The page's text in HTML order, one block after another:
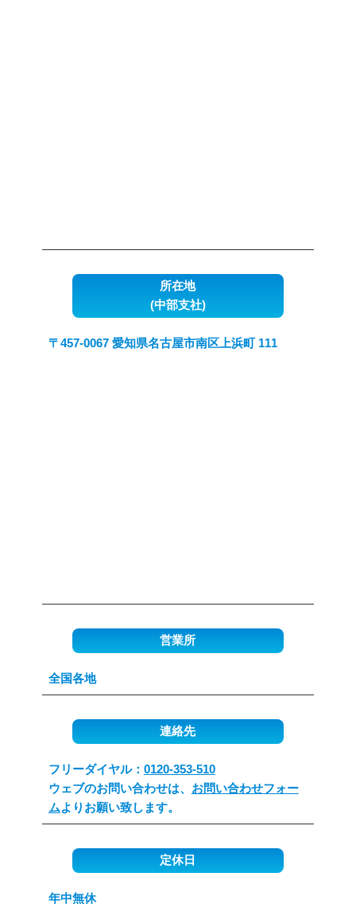
所在地
(中部支社)
〒457-0067 愛知県名古屋市南区上浜町 111
営業所
全国各地
連絡先
フリーダイヤル： 0120-353-510
ウェブのお問い合わせは、 お問い合わせフォー
ムよりお願い致します。
定休日
年中無休